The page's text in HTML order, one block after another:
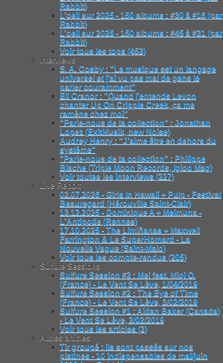
Rabbit)
L’oeil sur 2025 - 150 albums : #30 à #16 (par
Rabbit)
L’oeil sur 2025 - 150 albums : #45 à #31 (par
Rabbit)
Voir tous les tops (453)
Interviews
S. A. Cosby : "La musique est un langage
universel et j’ai vu pas mal de gens le
parler couramment"
Eli Cranor : "Quand j’entends Levon
chanter Up On Cripple Creek, ça me
ramène chez moi"
"Parle-nous de ta collection" : Jonathan
Lopez (ExitMusik, new Noise)
Audrey Henry : "J’aime être en dehors du
système"
"Parle-nous de ta collection" : Philippe
Blache (Triple Moon Records, Igloo Mag)
Voir toutes les interviews (227)
Live Report
02.07.2026 - Girls In Hawaii + Pulp - Festival
Beauregard (Hérouville Saint-Clair)
13.12.2025 - Dominique A + Meimuna -
L’Antipode (Rennes)
17.10.2025 - The Limiñanas + Maxwell
Farrington & Le SuperHomard - La
Nouvelle Vague (Saint-Malo)
Voir tous les compte-rendus (205)
Sulfure Sessions
Sulfure Session #3 : Mei feat. Miqi O.
(France) - Le Vent Se Lève, 1/04/2019
Sulfure Session #2 : The Eye of Time
(France) - Le Vent Se Lève, 3/02/2019
Sulfure Session #1 : Aidan Baker (Canada)
- Le Vent Se Lève, 3/02/2019
Voir tous les articles (3)
Autres articles
Tir groupé : ils sont passés sur nos
platines - 10 indispensables de mai/juin